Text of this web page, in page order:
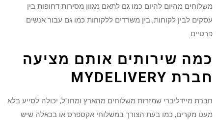
משלוחים מהיום להיום כמו גם לתאם מגוון מסירות דחופות בין
עסקים לבין לקוחות, בין משרדים ללקוחות כמו גם עבור אנשים
פרטיים.
כמה שירותים אותם מציעה
חברתMYDELIVERY
חברת מיידליברי שמזרזת משלוחים מהארץ ומחו"ל, יכולה לסייע בלא
מעט מקרים, כמו בעת הצורך במשלוחי אקספרס או בכאלה שיש